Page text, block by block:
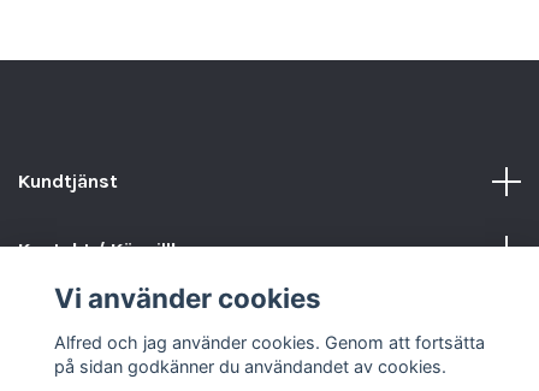
Kundtjänst
Kontakt / Köpvillkor
Vi använder cookies
Alfred och jag använder cookies. Genom att fortsätta
på sidan godkänner du användandet av cookies.